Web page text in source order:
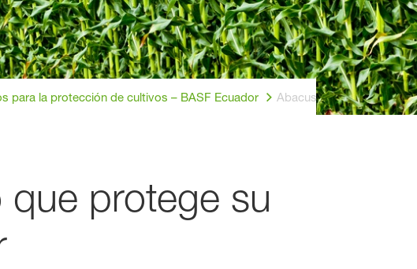
para la protección de cultivos – BASF Ecuador Abacus® - Fungicida
protege su